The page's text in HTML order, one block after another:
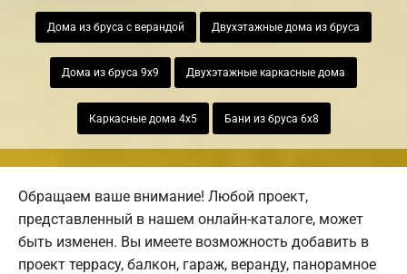
Дома из бруса с верандой Двухэтажные дома из бруса
Дома из бруса 9х9 Двухэтажные каркасные дома
Каркасные дома 4х5 Бани из бруса 6х8
Обращаем ваше внимание! Любой проект,
представленный в нашем онлайн-каталоге, может
быть изменен. Вы имеете возможность добавить в
проект террасу, балкон, гараж, веранду, панорамное